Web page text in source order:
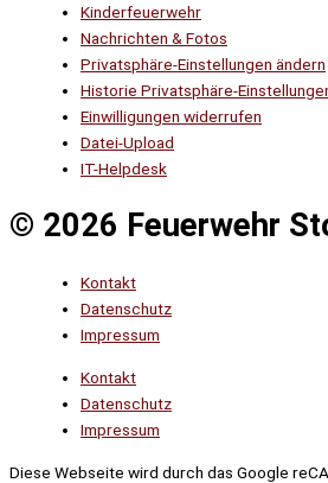
Kinderfeuerwehr
Nachrichten & Fotos
Privatsphäre-Einstellungen ändern
Historie Privatsphäre-
Einwilligungen widerrufen
Datei-Upload
IT-Helpdesk
© 2026 Feuerwehr
Kontakt
Datenschutz
Impressum
Kontakt
Datenschutz
Impressum
Diese Webseite wird durch das Google